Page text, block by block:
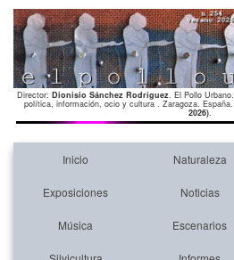
Director: Dionisio Sánchez Rodríguez. El Pollo
política, información, ocio y cultura . Zaragoza. España.
2026).
Inicio Naturaleza
Exposiciones Noticias
Música Escenarios